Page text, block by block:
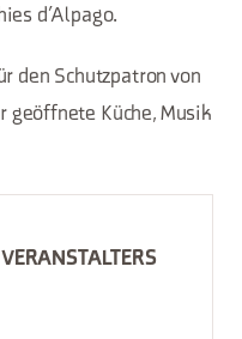
d’Alpago.
den Schutzpatron von
geöffnete Küche, Musik
VERANSTALTERS